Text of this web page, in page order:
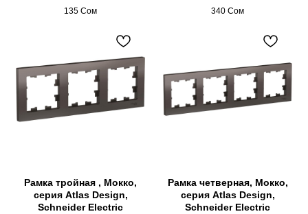
135 Сом 340 Сом
Рамка тройная , Мокко,
серия Atlas Design,
Schneider Electric
Рамка четверная, Мокко,
серия Atlas Design,
Schneider Electric